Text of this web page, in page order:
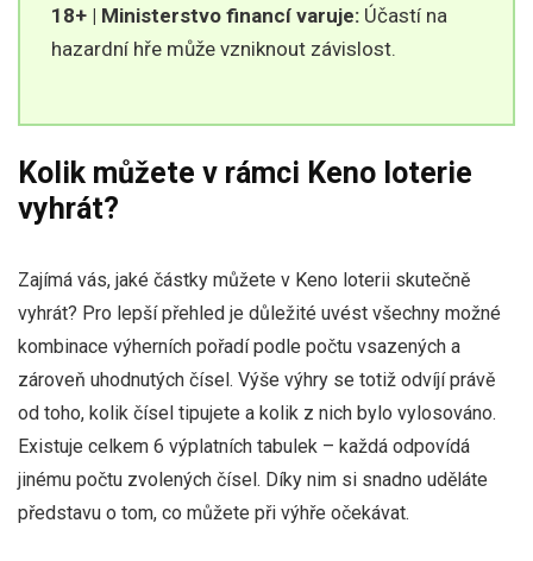
18+ | Ministerstvo financí varuje: Účastí na
hazardní hře může vzniknout závislost.
Kolik můžete v rámci Keno loterie
vyhrát?
Zajímá vás, jaké částky můžete v Keno loterii skutečně
vyhrát? Pro lepší přehled je důležité uvést všechny možné
kombinace výherních pořadí podle počtu vsazených a
zároveň uhodnutých čísel. Výše výhry se totiž odvíjí právě
od toho, kolik čísel tipujete a kolik z nich bylo vylosováno.
Existuje celkem 6 výplatních tabulek – každá odpovídá
jinému počtu zvolených čísel. Díky nim si snadno uděláte
představu o tom, co můžete při výhře očekávat.